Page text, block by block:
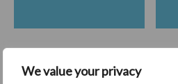
We value your privacyToon meer